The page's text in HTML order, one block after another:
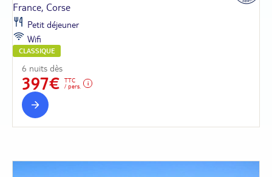
France, Corse
Petit déjeuner
Wifi
CLASSIQUE
6 nuits dès
397€
TTC
/ pers.